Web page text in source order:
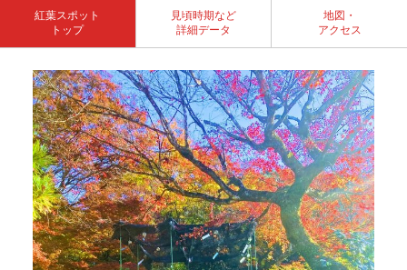
紅葉スポット
トップ
見頃時期など
詳細データ
地図・
アクセス